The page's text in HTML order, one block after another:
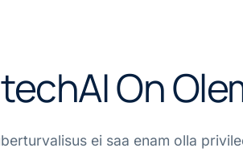
On
ei saa enam olla